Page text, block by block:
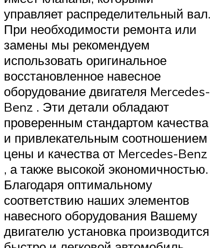
управляет распределительный вал.
При необходимости ремонта или
замены мы рекомендуем
использовать оригинальное
восстановленное навесное
оборудование двигателя Mercedes-
Benz . Эти детали обладают
проверенным стандартом качества
и привлекательным соотношением
цены и качества от Mercedes-Benz
, а также высокой экономичностью.
Благодаря оптимальному
соответствию наших элементов
навесного оборудования Вашему
двигателю установка производится